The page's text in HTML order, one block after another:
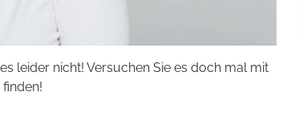
leider nicht! Versuchen Sie es doch mal mit